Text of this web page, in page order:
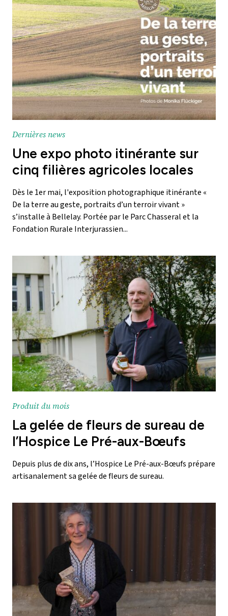
Dernières news
Une expo photo itinérante sur
cinq filières agricoles locales
Dès le 1er mai, l'exposition photographique itinérante «
De la terre au geste, portraits d’un terroir vivant »
s’installe à Bellelay. Portée par le Parc Chasseral et la
Fondation Rurale Interjurassien...
Produit du mois
La gelée de fleurs de sureau de
l’Hospice Le Pré-aux-Bœufs
Depuis plus de dix ans, l’Hospice Le Pré-aux-Bœufs prépare
artisanalement sa gelée de fleurs de sureau.